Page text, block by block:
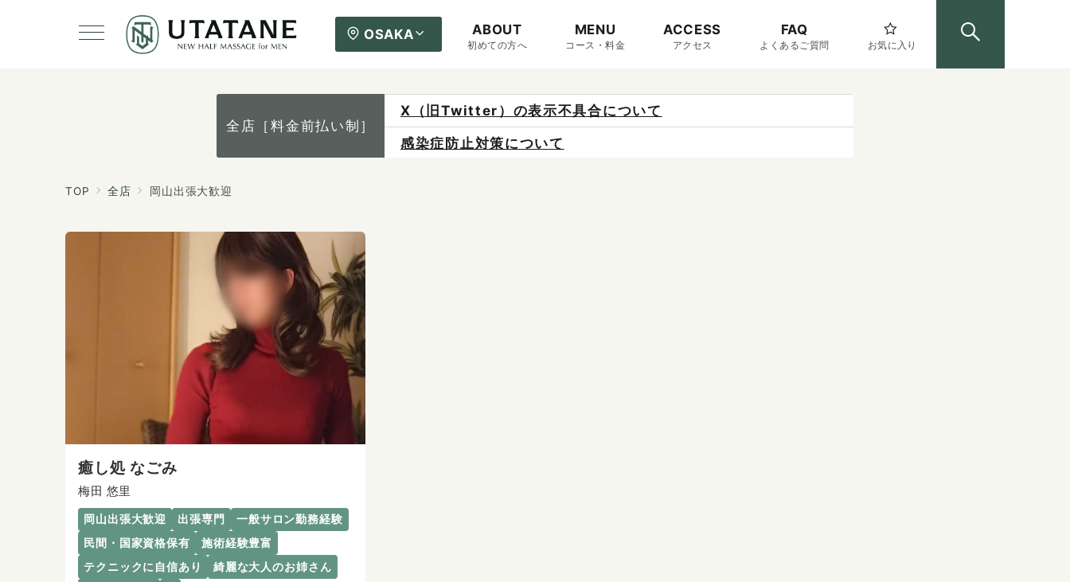
OSAKA ABOUT
初めての方へ
MENU
コース・料金
ACCESS
アクセス
FAQ
よくあるご質問 お気に入り
全店［料金前払い制］
X（旧Twitter）の表示不具合について
感染症防止対策について
TOP 全店 岡山出張大歓迎
癒し処 なごみ
梅田 悠里
岡山出張大歓迎 出張専門
一般サロン勤務経験
民間・国家資格保有
施術経験豊富
テクニックに自信あり
綺麗な大人のお姉さん